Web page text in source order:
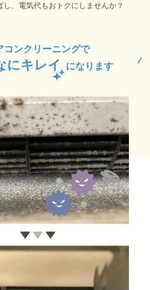
し、電気代もおトクにしませんか？
コンクリーニングで
にキレイ になります